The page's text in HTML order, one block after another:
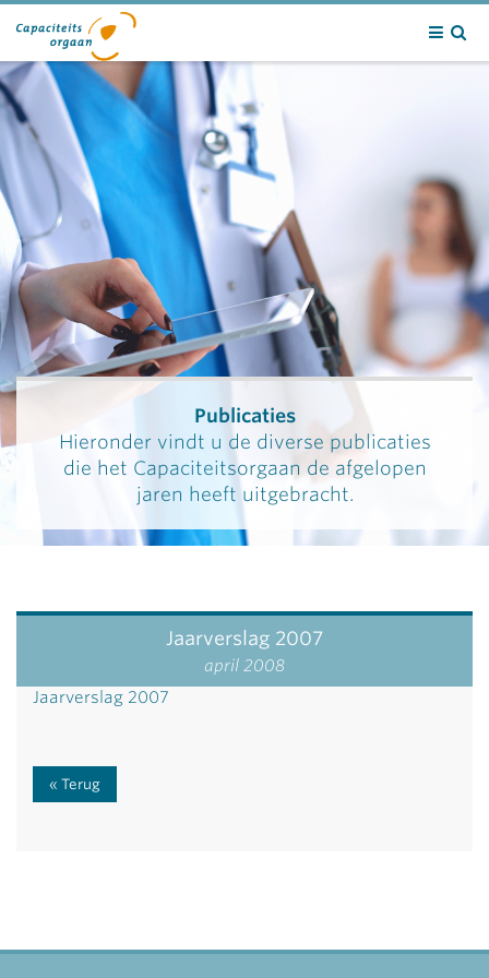
Publicaties
Hieronder vindt u de diverse publicaties
die het Capaciteitsorgaan de afgelopen
jaren heeft uitgebracht.
Jaarverslag 2007
april 2008
Jaarverslag 2007
Terug